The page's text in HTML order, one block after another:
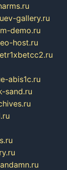
ev-gallery.ru
demo.ru
host.ru
e-abis1c.ru
sand.ru